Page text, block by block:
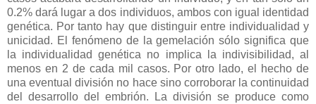
0.2% dará lugar a dos individuos, ambos con igual identidad
genética. Por tanto hay que distinguir entre individualidad y
unicidad. El fenómeno de la gemelación sólo significa que
la individualidad genética no implica la indivisibilidad, al
menos en 2 de cada mil casos. Por otro lado, el hecho de
una eventual división no hace sino corroborar la continuidad
del desarrollo del embrión. La división se produce como